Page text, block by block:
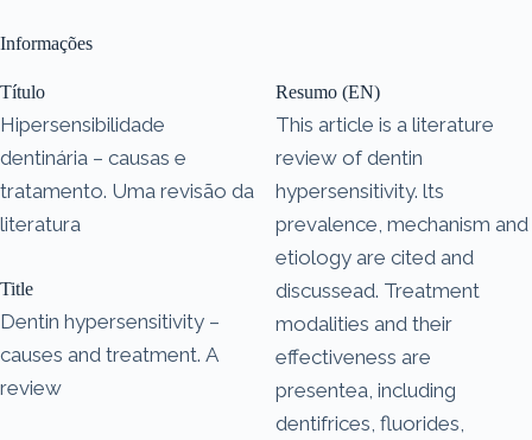
Informações
Título
Hipersensibilidade
dentinária – causas e
tratamento. Uma revisão da
literatura
Title
Dentin hypersensitivity –
causes and treatment. A
review
Resumo (EN)
This article is a literature
review of dentin
hypersensitivity. lts
prevalence, mechanism and
etiology are cited and
discussead. Treatment
modalities and their
effectiveness are
presentea, including
dentifrices, fluorides,